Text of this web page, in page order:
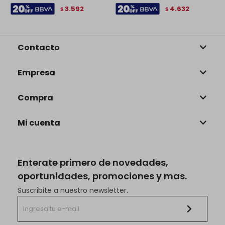
$ 3.592 $ 4.632
Enterate primero de novedades,
oportunidades, promociones y mas.
Suscribite a nuestro newsletter.
Contacto
Empresa
Compra
Mi cuenta